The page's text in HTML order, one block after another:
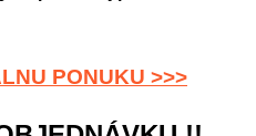
PONUKU >>>